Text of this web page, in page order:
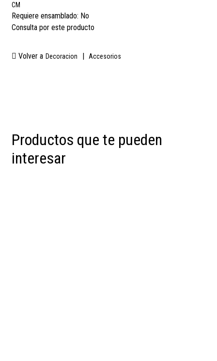
CM
Requiere ensamblado: No
Consulta por este producto
Volver a Decoracion | Accesorios
Productos que te pueden
interesar